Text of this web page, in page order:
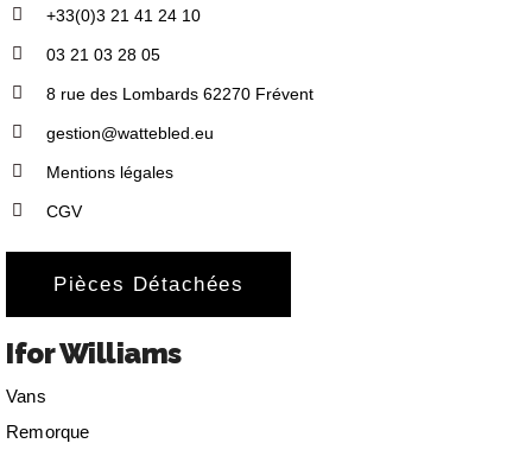
+33(0)3 21 41 24 10
03 21 03 28 05
8 rue des Lombards 62270 Frévent
gestion@wattebled.eu
Mentions légales
CGV
Pièces Détachées
Ifor Williams
Vans
Remorque